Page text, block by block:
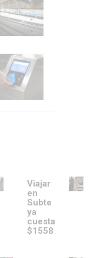
Viajar
en
Subte
ya
cuesta
$1558